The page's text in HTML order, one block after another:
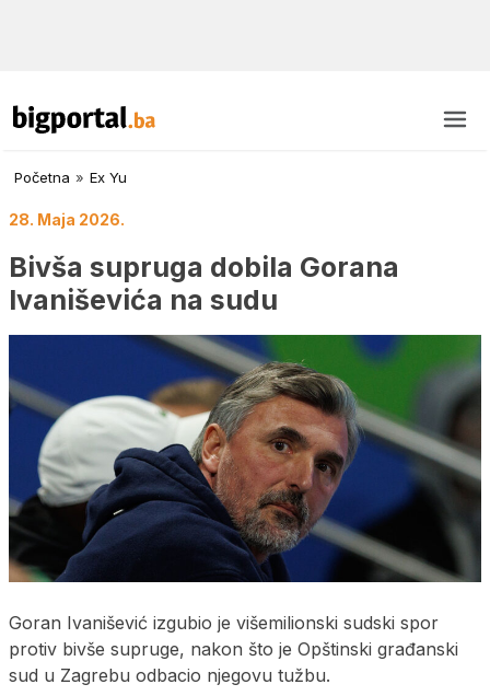
Početna » Ex Yu
28. Maja 2026.
Bivša supruga dobila Gorana
Ivaniševića na sudu
Goran Ivanišević izgubio je višemilionski sudski spor
protiv bivše supruge, nakon što je Opštinski građanski
sud u Zagrebu odbacio njegovu tužbu.